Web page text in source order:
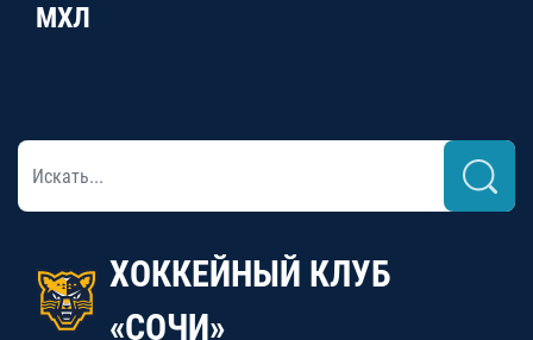
МХЛ
ХОККЕЙНЫЙ КЛУБ
«СОЧИ»